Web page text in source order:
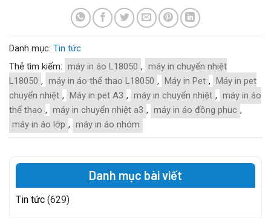
Danh mục: Tin tức
Thẻ tìm kiếm: máy in áo L18050 , máy in chuyển nhiệt
L18050 , máy in áo thể thao L18050 , Máy in Pet , Máy in pet
chuyển nhiệt , Máy in pet A3 , máy in chuyển nhiệt , máy in áo
thể thao , máy in chuyển nhiệt a3 , máy in áo đồng phuc ,
máy in áo lớp , máy in áo nhóm
Danh mục bài viết
Tin tức (629)